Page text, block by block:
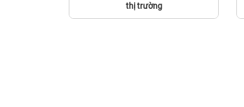
thị trường